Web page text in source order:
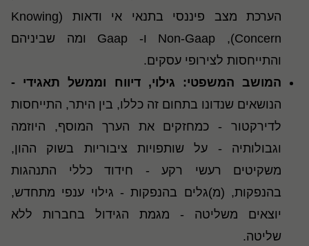
הערכת מצב פיננסי בתנאי אי ודאות (Knowing
Concern), Non-Gaap ו- Gaap ומה שביניהם
והתייחסות לצירופי עסקים.
המושב המשפטי: גילוי, דיווח וממשל תאגידי -
הנושאים שנדונו בתחום זה כללו, בין היתר, התייחסות
לדירקטור - כמחזקים את הערך המוסף, היוזמה
וגבולותיה - על שותפויות ציבוריות בשוק ההון,
משקיטים רעשי רקע - חידוד כללי התנהגות
בהנפקות, (מ)גלים בהנפקות - גילוי ענפי מתחדש,
יוצאים משליטה - מגמת הגידול בחברות ללא
שליטה.